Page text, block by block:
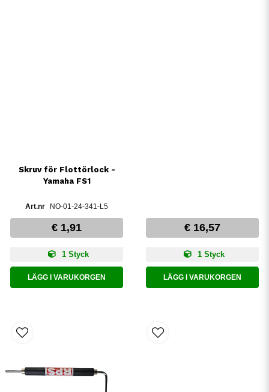
Skruv för Flottörlock -
Yamaha FS1
NO-01-24-341-L5
€ 1,91
1 Styck
LÄGG I VARUKORGEN
€ 16,57
1 Styck
LÄGG I VARUKORGEN